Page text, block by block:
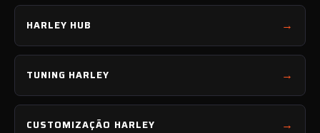
HARLEY HUB
TUNING HARLEY
CUSTOMIZAÇÃO HARLEY